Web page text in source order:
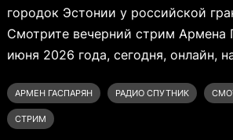
городок Эстонии у российской
Смотрите вечерний стрим Армена
июня 2026 года, сегодня, онлайн,
АРМЕН ГАСПАРЯН РАДИО СПУТНИК
СТРИМ